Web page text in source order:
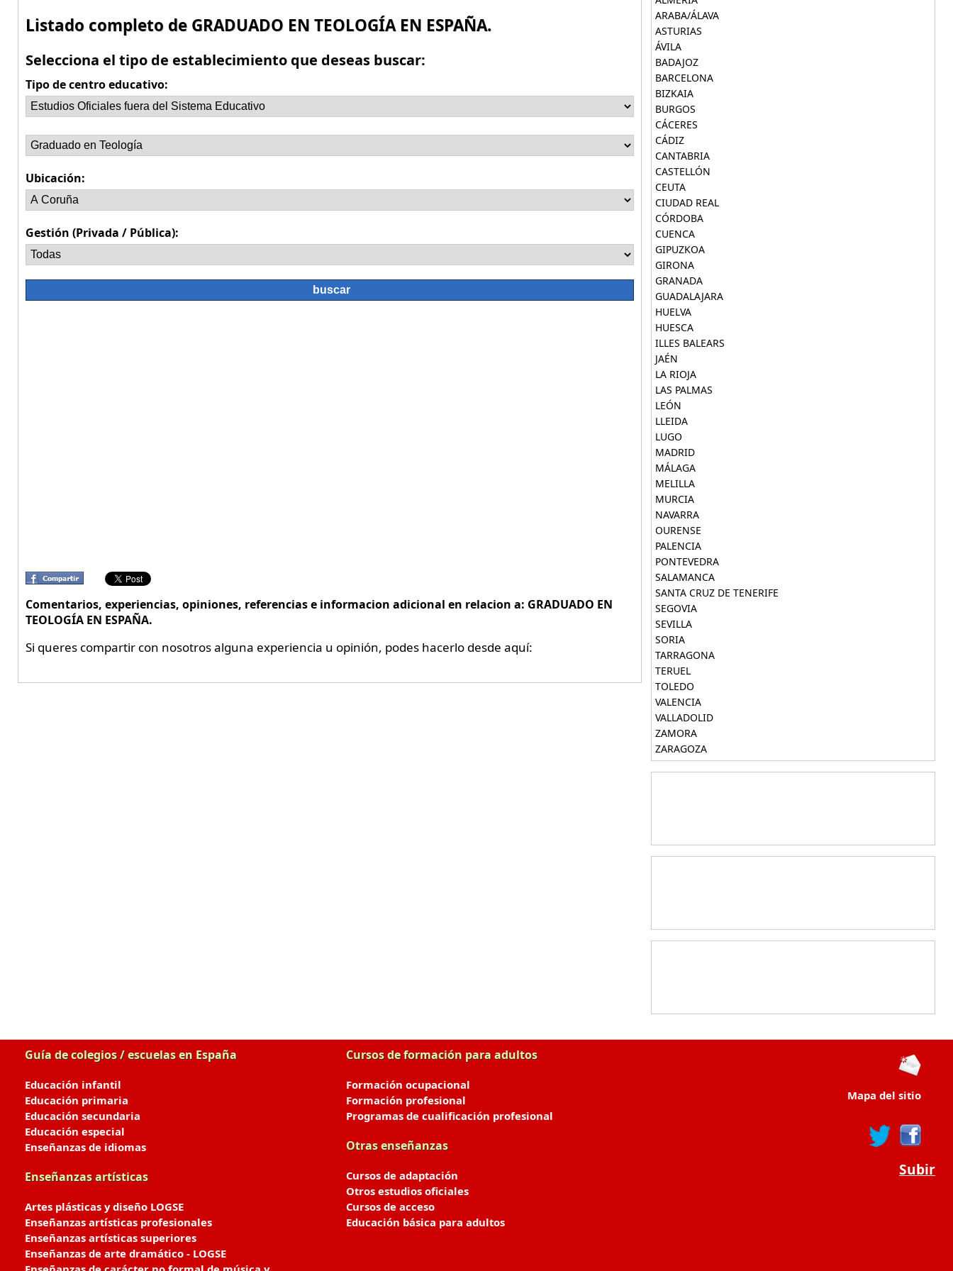
Listado completo de GRADUADO EN TEOLOGÍA EN ESPAÑA.
Selecciona el tipo de establecimiento que deseas buscar:
Tipo de centro educativo:
Ubicación:
Gestión (Privada / Pública):
Comentarios, experiencias, opiniones, referencias e informacion adicional en relacion a: GRADUADO EN
TEOLOGÍA EN ESPAÑA.
Si queres compartir con nosotros alguna experiencia u opinión, podes hacerlo desde aquí:
ARABA/ÁLAVA
ASTURIAS
ÁVILA
BADAJOZ
BARCELONA
BIZKAIA
BURGOS
CÁCERES
CÁDIZ
CANTABRIA
CASTELLÓN
CEUTA
CIUDAD REAL
CÓRDOBA
CUENCA
GIPUZKOA
GIRONA
GRANADA
GUADALAJARA
HUELVA
HUESCA
ILLES BALEARS
JAÉN
LA RIOJA
LAS PALMAS
LEÓN
LLEIDA
LUGO
MADRID
MÁLAGA
MELILLA
MURCIA
NAVARRA
OURENSE
PALENCIA
PONTEVEDRA
SALAMANCA
SANTA CRUZ DE TENERIFE
SEGOVIA
SEVILLA
SORIA
TARRAGONA
TERUEL
TOLEDO
VALENCIA
VALLADOLID
ZAMORA
ZARAGOZA
Guía de colegios / escuelas en España
Educación infantil
Educación primaria
Educación secundaria
Educación especial
Enseñanzas de idiomas
Enseñanzas artísticas
Artes plásticas y diseño LOGSE
Enseñanzas artísticas profesionales
Enseñanzas artísticas superiores
Enseñanzas de arte dramático - LOGSE
Cursos de formación para adultos
Formación ocupacional
Formación profesional
Programas de cualificación profesional
Otras enseñanzas
Cursos de adaptación
Otros estudios oficiales
Cursos de acceso
Educación básica para adultos
Mapa del sitio
Subir